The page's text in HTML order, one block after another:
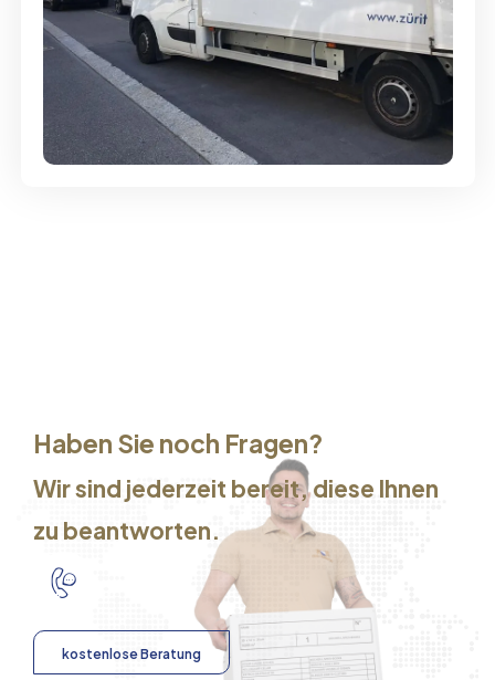
Günstige Umzüge - Hervorragender
Service
Haben Sie noch Fragen?
Wir sind jederzeit bereit, diese Ihnen
zu beantworten.
kostenlose Beratung